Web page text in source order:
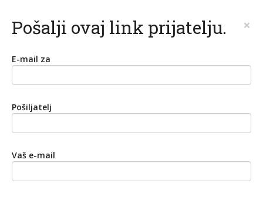
Pošalji ovaj link prijatelju. ×
E-mail za
Pošiljatelj
Vaš e-mail